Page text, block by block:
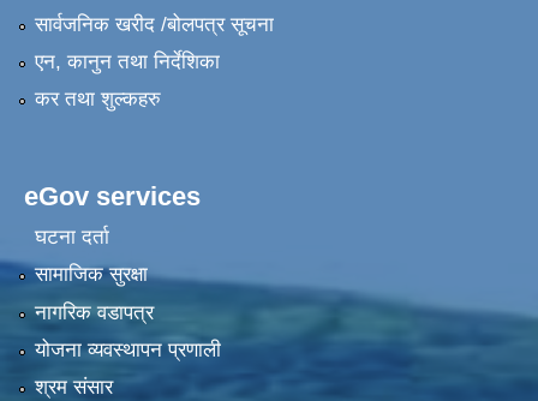
सार्वजनिक खरीद /बोलपत्र सूचना
एन, कानुन तथा निर्देशिका
कर तथा शुल्कहरु
eGov services
घटना दर्ता
सामाजिक सुरक्षा
नागरिक वडापत्र
योजना व्यवस्थापन प्रणाली
श्रम संसार